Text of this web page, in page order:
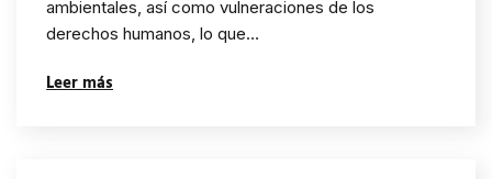
ambientales, así como vulneraciones de los
derechos humanos, lo que…
Leer más